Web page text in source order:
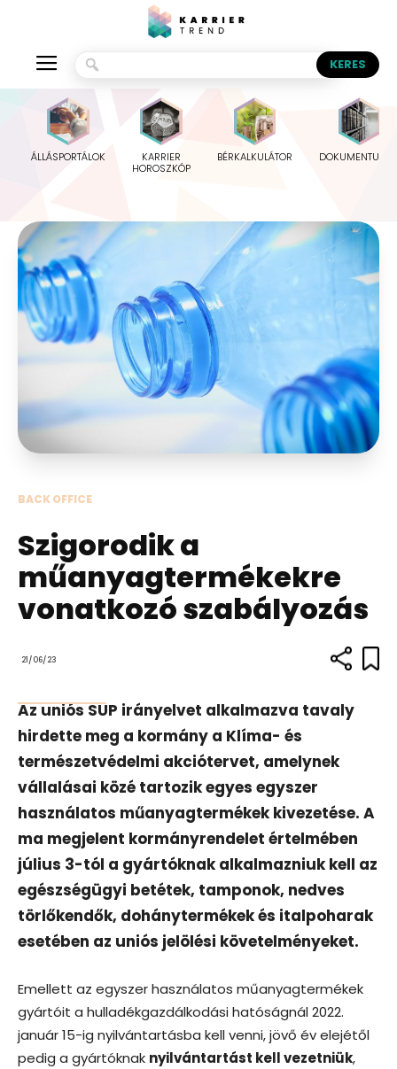
ÁLLÁSPORTÁLOK
KARRIER
HOROSZKÓP
BÉRKALKULÁTOR
BACK OFFICE
Szigorodik a
műanyagtermékekre
vonatkozó szabályozás
21/06/23
Az uniós SUP irányelvet alkalmazva tavaly
hirdette meg a kormány a Klíma- és
természetvédelmi akciótervet, amelynek
vállalásai közé tartozik egyes egyszer
használatos műanyagtermékek kivezetése. A
ma megjelent kormányrendelet értelmében
július 3-tól a gyártóknak alkalmazniuk kell az
egészségügyi betétek, tamponok, nedves
törlőkendők, dohánytermékek és italpoharak
esetében az uniós jelölési követelményeket.
Emellett az egyszer használatos műanyagtermékek
gyártóit a hulladékgazdálkodási hatóságnál 2022.
január 15-ig nyilvántartásba kell venni, jövő év elejétől
pedig a gyártóknak nyilvántartást kell vezetniük,